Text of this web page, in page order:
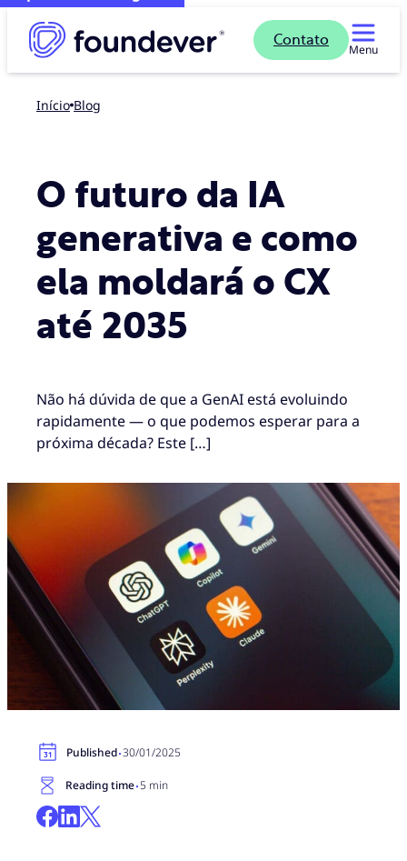
Contato
Menu
Início blog
O futuro da IA
generativa e como
ela moldará o CX
até 2035
Não há dúvida de que a GenAI está evoluindo
rapidamente — o que podemos esperar para a
próxima década? Este […]
Published·30/01/2025
Reading time·5 min